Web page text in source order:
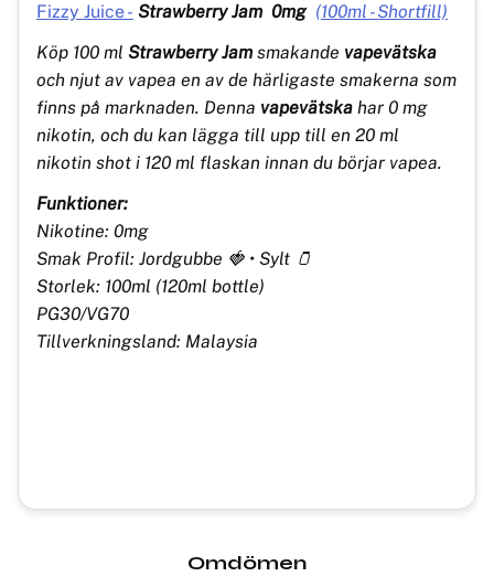
Fizzy Juice - Strawberry Jam 0mg (100ml - Shortfill)
Köp 100 ml Strawberry Jam smakande vapevätska
och njut av vapea en av de härligaste smakerna som
finns på marknaden. Denna vapevätska har 0 mg
nikotin, och du kan lägga till upp till en 20 ml
nikotin shot i 120 ml flaskan innan du börjar vapea.
Funktioner:
Nikotine: 0mg
Smak Profil: Jordgubbe 🍓 • Sylt 🫙
Storlek: 100ml (120ml bottle)
PG30/VG70
Tillverkningsland: Malaysia
Omdömen